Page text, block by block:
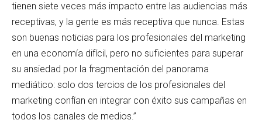
tienen siete veces más impacto entre las audiencias más
receptivas, y la gente es más receptiva que nunca. Estas
son buenas noticias para los profesionales del marketing
en una economía difícil, pero no suficientes para superar
su ansiedad por la fragmentación del panorama
mediático: solo dos tercios de los profesionales del
marketing confían en integrar con éxito sus campañas en
todos los canales de medios.”